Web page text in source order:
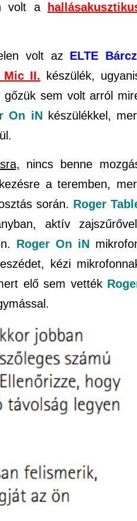
volt a
volt az ELTE
Mic II. készülék,
gőzük sem volt arról
On iNkészülékkel,
nincs benne
a teremben,
során. Roger
aktív
Roger On iN
kézi
elő sem vették